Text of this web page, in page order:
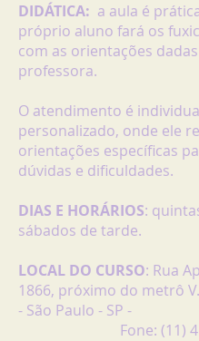
DIDÁTICA: a aula é
próprio aluno fará os
com as orientações
professora.
O atendimento é
personalizado, onde ele
orientações específicas
dúvidas e dificuldades.
DIAS E HORÁRIOS:
sábados de tarde.
LOCAL DO CURSO: Rua
1866, próximo do metrô
- São Paulo - SP -
Fone: (11)